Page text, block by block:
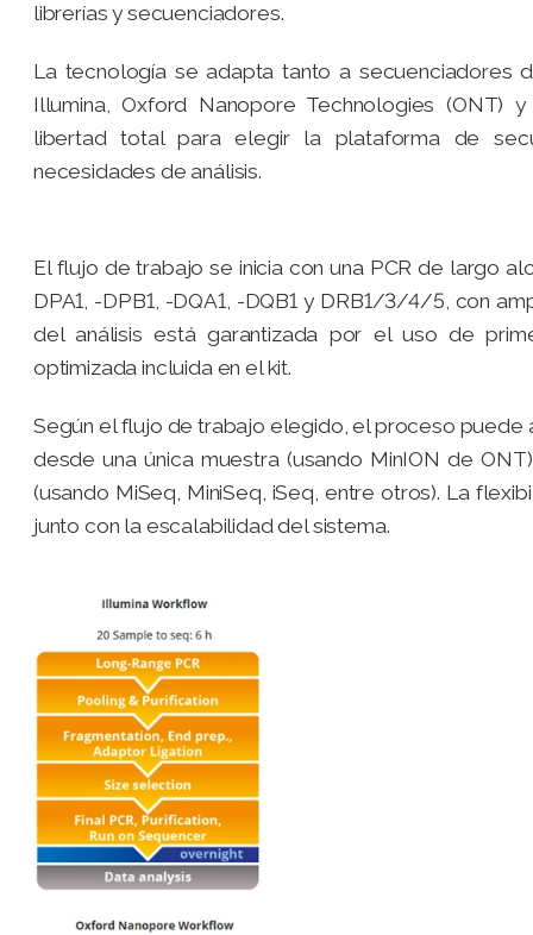
librerías y secuenciadores.
La tecnología se adapta tanto a secuenciadores
Illumina, Oxford Nanopore Technologies (ONT)
libertad total para elegir la plataforma de
necesidades de análisis.
El flujo de trabajo se inicia con una PCR de largo
DPA1, -DPB1, -DQA1, -DQB1 y DRB1/3/4/5, con
del análisis está garantizada por el uso de
optimizada incluida en el kit.
Según el flujo de trabajo elegido, el proceso puede
desde una única muestra (usando MinION de
(usando MiSeq, MiniSeq, iSeq, entre otros). La
junto con la escalabilidad del sistema.